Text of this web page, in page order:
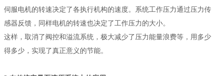
伺服电机的转速决定了各执行机构的速度。系统工作压力通过压力传
感器反馈，同样电机的转速也决定了工作压力的大小。
这样，取消了阀控和溢流系统，极大减少了压力能量浪费等，用多少
得多少，实现了真正意义的节能。